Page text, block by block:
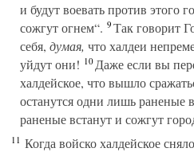
и будут воевать против этого
сожгут огнем“. 9Так говорит
себя, думая, что халдеи
уйдут они! 10Даже если вы
халдейское, что вышло
останутся одни лишь раненые
раненые встанут и сожгут
11 Когда войско халдейское